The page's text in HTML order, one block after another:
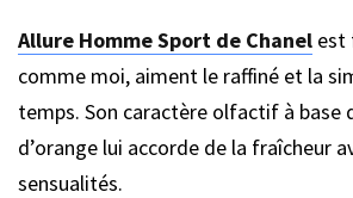
Allure Homme Sport de Chanel est
comme moi, aiment le raffiné et la
temps. Son caractère olfactif à base
d’orange lui accorde de la fraîcheur
sensualités.